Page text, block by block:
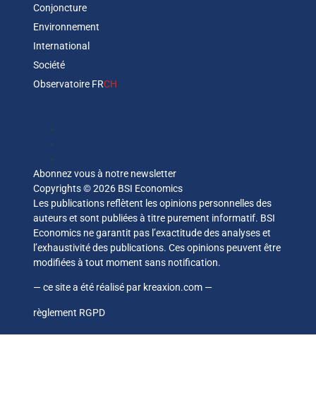
Conjoncture
Environnement
International
Société
Observatoire FRCH
Abonnez vous à notre newsletter
Copyrights © 2026 BSI Economics
Les publications reflètent les opinions personnelles des
auteurs et sont publiées à titre purement informatif. BSI
Economics ne garantit pas l’exactitude des analyses et
l’exhaustivité des publications. Ces opinions peuvent être
modifiées à tout moment sans notification.
— ce site a été réalisé par kreaxion.com —
règlement RGPD